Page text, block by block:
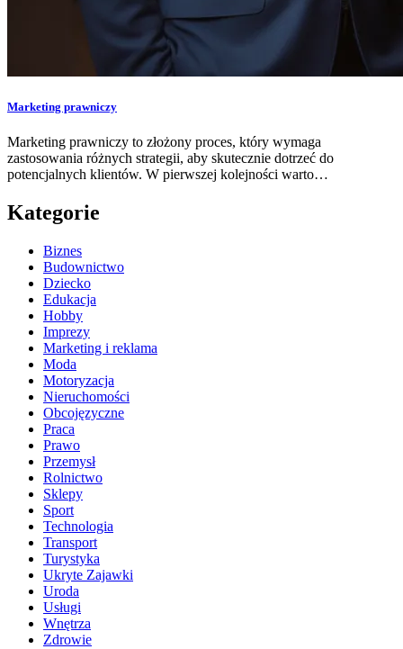
Marketing prawniczy
Marketing prawniczy to złożony proces, który wymaga
zastosowania różnych strategii, aby skutecznie dotrzeć do
potencjalnych klientów. W pierwszej kolejności warto…
Kategorie
Biznes
Budownictwo
Dziecko
Edukacja
Hobby
Imprezy
Marketing i reklama
Moda
Motoryzacja
Nieruchomości
Obcojęzyczne
Praca
Prawo
Przemysł
Rolnictwo
Sklepy
Sport
Technologia
Transport
Turystyka
Ukryte Zajawki
Uroda
Usługi
Wnętrza
Zdrowie